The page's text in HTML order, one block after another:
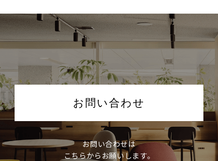
お問い合わせ
お問い合わせは
こちらからお願いします。